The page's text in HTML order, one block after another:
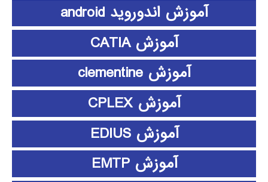
آموزش اندوروید android
آموزش CATIA
آموزش clementine
آموزش CPLEX
آموزش EDIUS
آموزش EMTP